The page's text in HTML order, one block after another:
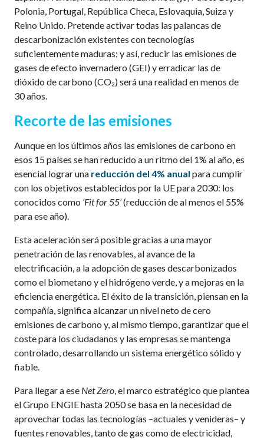
Polonia, Portugal, República Checa, Eslovaquia, Suiza y
Reino Unido. Pretende activar todas las palancas de
descarbonización existentes con tecnologías
suficientemente maduras; y así, reducir las emisiones de
gases de efecto invernadero (GEI) y erradicar las de
dióxido de carbono (CO₂) será una realidad en menos de
30 años.
Recorte de las emisiones
Aunque en los últimos años las emisiones de carbono en
esos 15 países se han reducido a un ritmo del 1% al año, es
esencial lograr una reducción del 4% anual para cumplir
con los objetivos establecidos por la UE para 2030: los
conocidos como ‘Fit for 55’(reducción de al menos el 55%
para ese año).
Esta aceleración será posible gracias a una mayor
penetración de las renovables, al avance de la
electrificación, a la adopción de gases descarbonizados
como el biometano y el hidrógeno verde, y a mejoras en la
eficiencia energética. El éxito de la transición, piensan en la
compañía, significa alcanzar un nivel neto de cero
emisiones de carbono y, al mismo tiempo, garantizar que el
coste para los ciudadanos y las empresas se mantenga
controlado, desarrollando un sistema energético sólido y
fiable.
Para llegar a ese Net Zero, el marco estratégico que plantea
el Grupo ENGIE hasta 2050 se basa en la necesidad de
aprovechar todas las tecnologías –actuales y venideras– y
fuentes renovables, tanto de gas como de electricidad,